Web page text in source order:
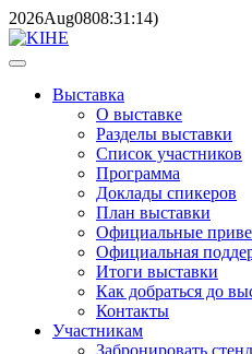
2026Aug0808:31:14)
Выставка
О выставке
Разделы выставки
Список участников
Программа
Доклады спикеров
План выставки
Официальные
Официальная
Итоги выставки
Как добраться до
Контакты
Участникам
Забронировать стенд